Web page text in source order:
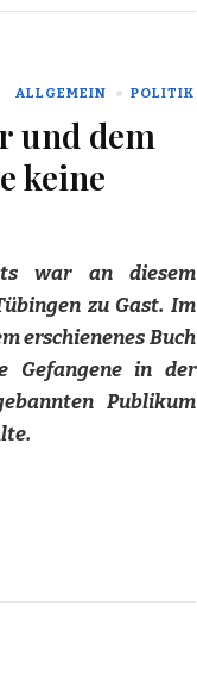
ALLGEMEIN POLITIK
und dem
keine
war an diesem
zu Gast. Im
erschienenes Buch
Gefangene in der
Publikum